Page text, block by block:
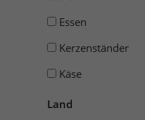
Essen
Kerzenständer
Käse
Land